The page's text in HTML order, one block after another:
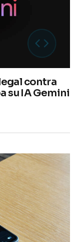
contra
su IA Gemini